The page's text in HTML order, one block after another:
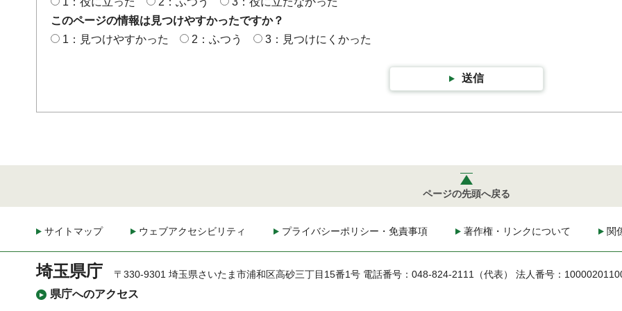
このページの情報は見つけやすかったですか？
1：見つけやすかった
2：ふつう 3：見つけにくかった
送信
ページの先頭へ戻る
サイトマップ ウェブアクセシビリティ プライバシーポリシー・免責事項 著作権・リンクについて 関
埼玉県庁
県庁へのアクセス
〒330-9301 埼玉県さいたま市浦和区高砂三丁目15番1号 電話番号：048-824-2111（代表） 法人番号：